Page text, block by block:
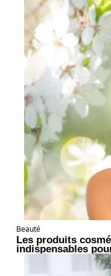
Beauté
Les produits
indispensables